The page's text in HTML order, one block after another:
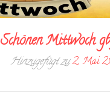
Schönen Mittwoch
Hinzugefügt zu2. Mai